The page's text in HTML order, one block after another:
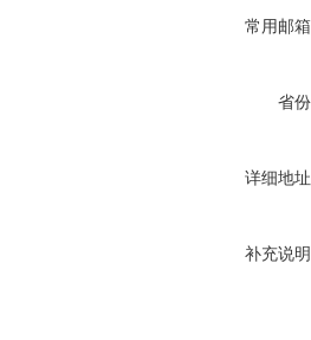
常用邮
省
详细地
补充说